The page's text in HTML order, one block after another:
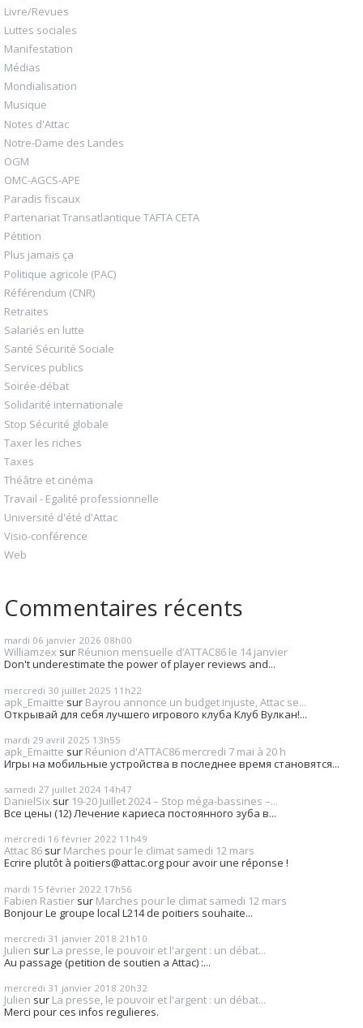
Livre/Revues
Luttes sociales
Manifestation
Médias
Mondialisation
Musique
Notes d'Attac
Notre-Dame des Landes
OGM
OMC-AGCS-APE
Paradis fiscaux
Partenariat Transatlantique TAFTA CETA
Pétition
Plus jamais ça
Politique agricole (PAC)
Référendum (CNR)
Retraites
Salariés en lutte
Santé Sécurité Sociale
Services publics
Soirée-débat
Solidarité internationale
Stop Sécurité globale
Taxer les riches
Taxes
Théâtre et cinéma
Travail - Egalité professionnelle
Université d'été d'Attac
Visio-conférence
Web
Commentaires récents
mardi 06 janvier 2026 08h00
Williamzex sur Réunion mensuelle d’ATTAC86 le 14 janvier
Don't underestimate the power of player reviews and...
mercredi 30 juillet 2025 11h22
apk_Emaitte sur Bayrou annonce un budget injuste, Attac se...
Открывай для себя лучшего игрового клуба Клуб Вулкан!...
mardi 29 avril 2025 13h55
apk_Emaitte sur Réunion d'ATTAC86 mercredi 7 mai à 20 h
Игры на мобильные устройства в последнее время становятся...
samedi 27 juillet 2024 14h47
DanielSix sur 19-20 Juillet 2024 – Stop méga-bassines –...
Все цены (12) Лечение кариеса постоянного зуба в...
mercredi 16 février 2022 11h49
Attac 86 sur Marches pour le climat samedi 12 mars
Ecrire plutôt à poitiers@attac.org pour avoir une réponse !
mardi 15 février 2022 17h56
Fabien Rastier sur Marches pour le climat samedi 12 mars
Bonjour Le groupe local L214 de poitiers souhaite...
mercredi 31 janvier 2018 21h10
Julien sur La presse, le pouvoir et l'argent : un débat...
Au passage (petition de soutien a Attac) :...
mercredi 31 janvier 2018 20h32
Julien sur La presse, le pouvoir et l'argent : un débat...
Merci pour ces infos regulieres.